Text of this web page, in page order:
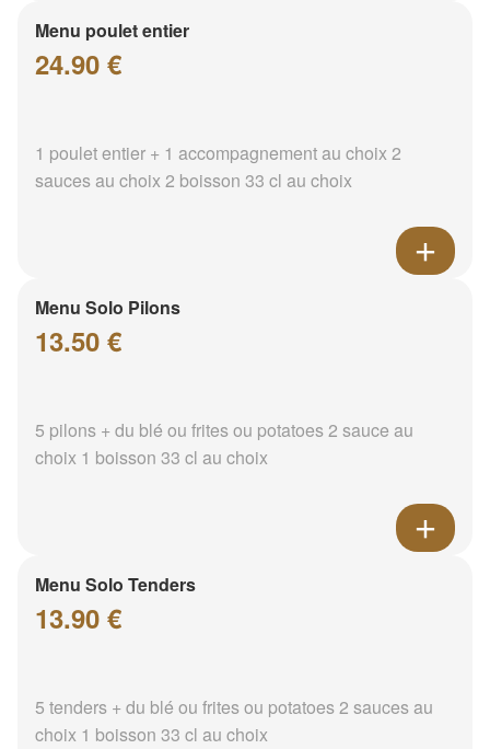
Menu poulet entier
24.90 €
1 poulet entier + 1 accompagnement au choix 2
sauces au choix 2 boisson 33 cl au choix
Menu Solo Pilons
13.50 €
5 pilons + du blé ou frites ou potatoes 2 sauce au
choix 1 boisson 33 cl au choix
Menu Solo Tenders
13.90 €
5 tenders + du blé ou frites ou potatoes 2 sauces au
choix 1 boisson 33 cl au choix